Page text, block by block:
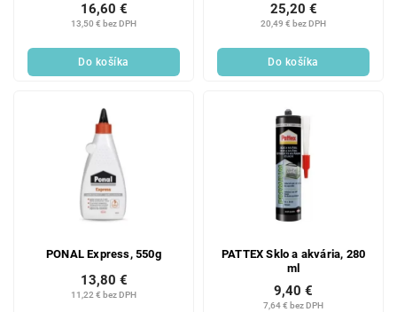
13,50 € bez DPH
16,60 €
Do košíka
20,49 € bez DPH
25,20 €
Do košíka
PONAL Express, 550g
11,22 € bez DPH
13,80 €
PATTEX Sklo a akvária, 280
ml
7,64 € bez DPH
9,40 €